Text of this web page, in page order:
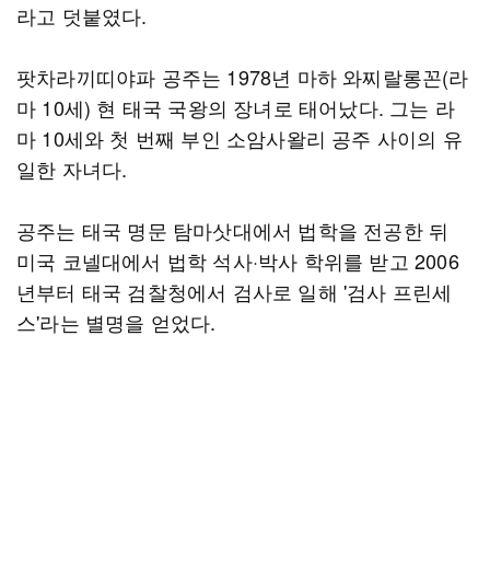
라고 덧붙였다.
팟차라끼띠야파 공주는 1978년 마하 와찌랄롱꼰(라
마 10세) 현 태국 국왕의 장녀로 태어났다. 그는 라
마 10세와 첫 번째 부인 소암사왈리 공주 사이의 유
일한 자녀다.
공주는 태국 명문 탐마삿대에서 법학을 전공한 뒤
미국 코넬대에서 법학 석사·박사 학위를 받고 2006
년부터 태국 검찰청에서 검사로 일해 '검사 프린세
스'라는 별명을 얻었다.